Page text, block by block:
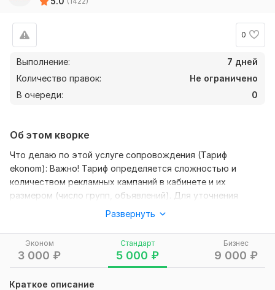
0
Выполнение:
7 дней
Количество правок:
Не ограничено
В очереди:
0
Эконом
3 000 ₽
Стандарт
5 000 ₽
Бизнес
9 000 ₽
Краткое описание
Об этом кворке
Что делаю по этой услуге сопровождения (Тариф
ekonom): Важно! Тариф определяется сложностью и
количеством рекламных кампаний в кабинете и их
размером (число групп, объявлений). Для уточнения
тарифу пишите в личку на кворке.
кампаний
2. Формирую гипотезы по корректировкам
3. Вношу корректировки
Развернуть